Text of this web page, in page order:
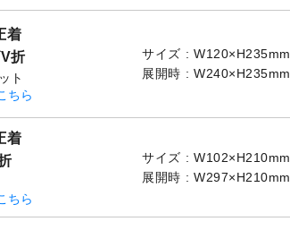
着
折
ト
ちら
サイズ
W120×H235mm
展開時
W240×H235mm
着
ちら
サイズ
W102×H210mm
展開時
W297×H210mm